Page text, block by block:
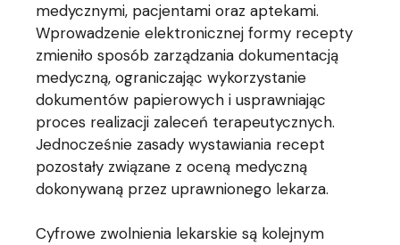
medycznymi, pacjentami oraz aptekami.
Wprowadzenie elektronicznej formy recepty
zmieniło sposób zarządzania dokumentacją
medyczną, ograniczając wykorzystanie
dokumentów papierowych i usprawniając
proces realizacji zaleceń terapeutycznych.
Jednocześnie zasady wystawiania recept
pozostały związane z oceną medyczną
dokonywaną przez uprawnionego lekarza.
Cyfrowe zwolnienia lekarskie są kolejnym